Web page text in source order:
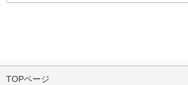
TOPページ